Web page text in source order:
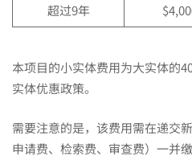
超过9年
本项目的小实体费用为大实体的
实体优惠政策。
需要注意的是，该费用需在递交
申请费、检索费、审查费）一并缴